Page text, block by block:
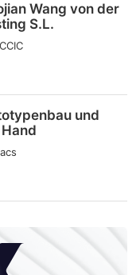
Wang von der
S.L.
CCIC
und
acs